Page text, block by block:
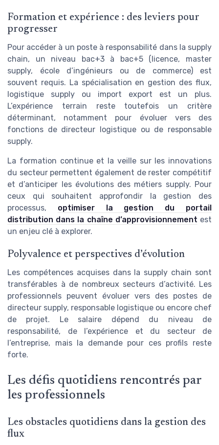
Formation et expérience : des leviers pour
progresser
Pour accéder à un poste à responsabilité dans la supply
chain, un niveau bac+3 à bac+5 (licence, master
supply, école d’ingénieurs ou de commerce) est
souvent requis. La spécialisation en gestion des flux,
logistique supply ou import export est un plus.
L’expérience terrain reste toutefois un critère
déterminant, notamment pour évoluer vers des
fonctions de directeur logistique ou de responsable
supply.
La formation continue et la veille sur les innovations
du secteur permettent également de rester compétitif
et d’anticiper les évolutions des métiers supply. Pour
ceux qui souhaitent approfondir la gestion des
processus, optimiser la gestion du portail
distribution dans la chaîne d’approvisionnement est
un enjeu clé à explorer.
Polyvalence et perspectives d’évolution
Les compétences acquises dans la supply chain sont
transférables à de nombreux secteurs d’activité. Les
professionnels peuvent évoluer vers des postes de
directeur supply, responsable logistique ou encore chef
de projet. Le salaire dépend du niveau de
responsabilité, de l’expérience et du secteur de
l’entreprise, mais la demande pour ces profils reste
forte.
Les défis quotidiens rencontrés par
les professionnels
Les obstacles quotidiens dans la gestion des
flux